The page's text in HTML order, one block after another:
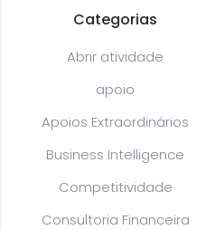
Categorias
Abrir atividade
apoio
Apoios Extraordinários
Business Intelligence
Competitividade
Consultoria Financeira